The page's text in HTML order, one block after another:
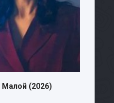
Малой (2026)